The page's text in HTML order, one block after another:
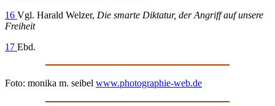
16 Vgl. Harald Welzer, Die smarte Diktatur, der Angriff auf unsere
Freiheit
17 Ebd.
Foto: monika m. seibel www.photographie-web.de